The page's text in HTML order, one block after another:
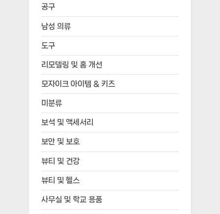
공구
남성 의류
도구
리모델링 및 홈 개선
모자이크 아이템 & 키즈
미분류
보석 및 액세서리
보안 및 보호
뷰티 및 건강
뷰티 및 헬스
사무실 및 학교 용품